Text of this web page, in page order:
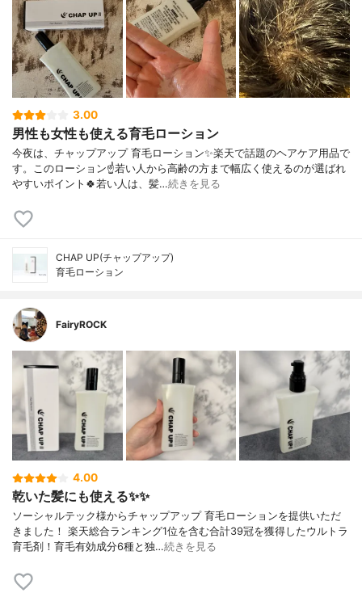
3.00
男性も女性も使える育毛ローション
今夜は、チャップアップ 育毛ローション✨楽天で話題のヘアケア用品で
す。このローション☝️若い人から高齢の方まで幅広く使えるのが選ばれ
やすいポイント🍀若い人は、髪…続きを見る
CHAP UP(チャップアップ)
育毛ローション
FairyROCK
4.00
乾いた髪にも使える✨✨
ソーシャルテック様からチャップアップ 育毛ローションを提供いただ
きました！ 楽天総合ランキング1位を含む合計39冠を獲得したウルトラ
育毛剤！育毛有効成分6種と独…続きを見る